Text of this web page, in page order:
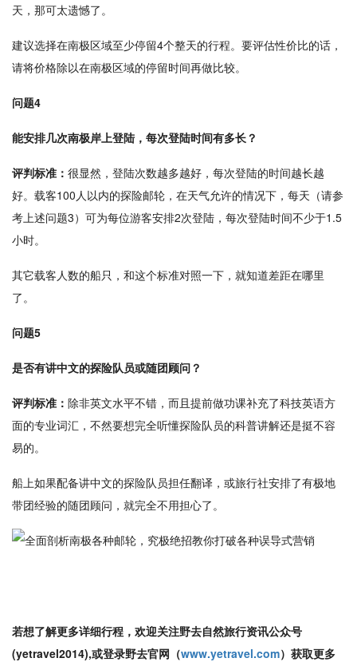
天，那可太遗憾了。
建议选择在南极区域至少停留4个整天的行程。要评估性价比的话，
请将价格除以在南极区域的停留时间再做比较。
问题4
能安排几次南极岸上登陆，每次登陆时间有多长？
评判标准： 很显然，登陆次数越多越好，每次登陆的时间越长越
好。载客100人以内的探险邮轮，在天气允许的情况下，每天（请参
考上述问题3）可为每位游客安排2次登陆，每次登陆时间不少于1.5
小时。
其它载客人数的船只，和这个标准对照一下，就知道差距在哪里
了。
问题5
是否有讲中文的探险队员或随团顾问？
评判标准： 除非英文水平不错，而且提前做功课补充了科技英语方
面的专业词汇，不然要想完全听懂探险队员的科普讲解还是挺不容
易的。
船上如果配备讲中文的探险队员担任翻译，或旅行社安排了有极地
带团经验的随团顾问，就完全不用担心了。
若想了解更多详细行程，欢迎关注野去自然旅行资讯公众号
(yetravel2014),或登录野去官网（www.yetravel.com）获取更多